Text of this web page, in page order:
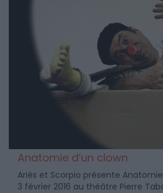
Anatomie d’un clown
Ariès et Scorpio présente
3 février 2016 au théâtre Pierre